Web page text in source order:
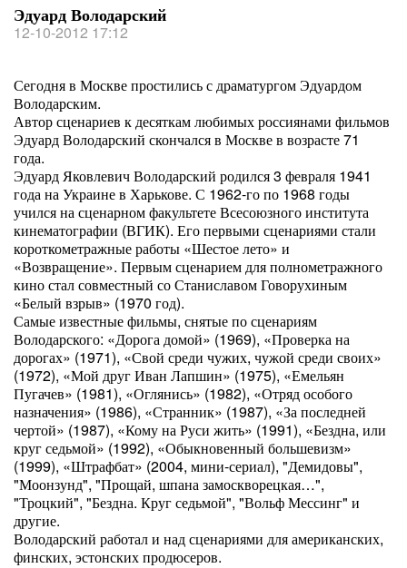
Эдуард Володарский
12-10-2012 17:12
Сегодня в Москве простились с драматургом Эдуардом
Володарским.
Автор сценариев к десяткам любимых россиянами фильмов
Эдуард Володарский скончался в Москве в возрасте 71
года.
Эдуард Яковлевич Володарский родился 3 февраля 1941
года на Украине в Харькове. С 1962-го по 1968 годы
учился на сценарном факультете Всесоюзного института
кинематографии (ВГИК). Его первыми сценариями стали
короткометражные работы «Шестое лето» и
«Возвращение». Первым сценарием для полнометражного
кино стал совместный со Станиславом Говорухиным
«Белый взрыв» (1970 год).
Самые известные фильмы, снятые по сценариям
Володарского: «Дорога домой» (1969), «Проверка на
дорогах» (1971), «Свой среди чужих, чужой среди своих»
(1972), «Мой друг Иван Лапшин» (1975), «Емельян
Пугачев» (1981), «Оглянись» (1982), «Отряд особого
назначения» (1986), «Странник» (1987), «За последней
чертой» (1987), «Кому на Руси жить» (1991), «Бездна, или
круг седьмой» (1992), «Обыкновенный большевизм»
(1999), «Штрафбат» (2004, мини-сериал), "Демидовы",
"Моонзунд", "Прощай, шпана замоскворецкая…",
"Троцкий", "Бездна. Круг седьмой", "Вольф Мессинг" и
другие.
Володарский работал и над сценариями для американских,
финских, эстонских продюсеров.